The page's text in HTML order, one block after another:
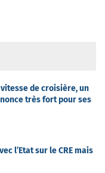
de croisière, un
très fort pour ses
l’Etat sur le CRE mais